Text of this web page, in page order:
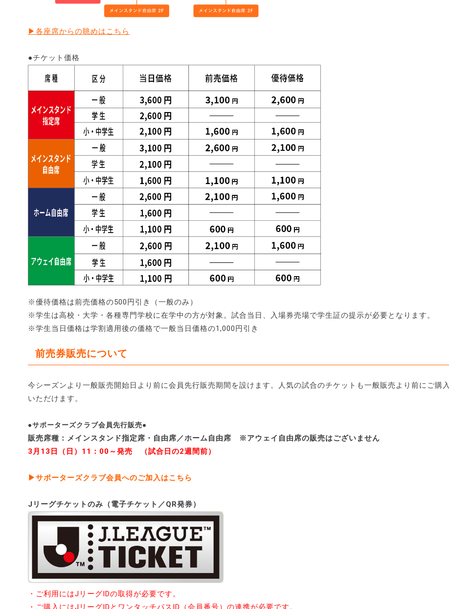
▶各座席からの眺めはこちら
●チケット価格
※優待価格は前売価格の500円引き（一般のみ）
※学生は高校・大学・各種専門学校に在学中の方が対象。試合当日、入場券売場で学生証の提示が必要となります。
※学生当日価格は学割適用後の価格で一般当日価格の1,000円引き
前売券販売について
今シーズンより一般販売開始日より前に会員先行販売期間を設けます。人気の試合のチケットも一般販売より前にご購入
いただけます。
●サポーターズクラブ会員先行販売●
販売席種：メインスタンド指定席・自由席／ホーム自由席 ※アウェイ自由席の販売はございません
3月13日（日）11：00～発売 （試合日の2週間前）
▶サポーターズクラブ会員へのご加入はこちら
Jリーグチケットのみ（電子チケット／QR発券）
・ご利用にはJリーグIDの取得が必要です。
・ご購入にはJリーグIDとワンタッチパスID（会員番号）の連携が必要です。